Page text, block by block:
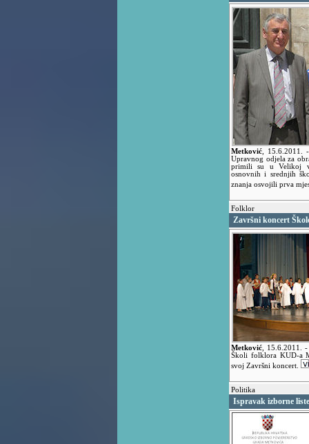
Metković 15.6.2011.
Upravnog odjela za
primili su u Velikoj
osnovnih i srednjih
znanja osvojili prva
Folklor
Završni koncert
Metković 15.6.2011.-
Školi folklora KUD-a
svoj Završni koncert.
Politika
Ispravak izborne liste